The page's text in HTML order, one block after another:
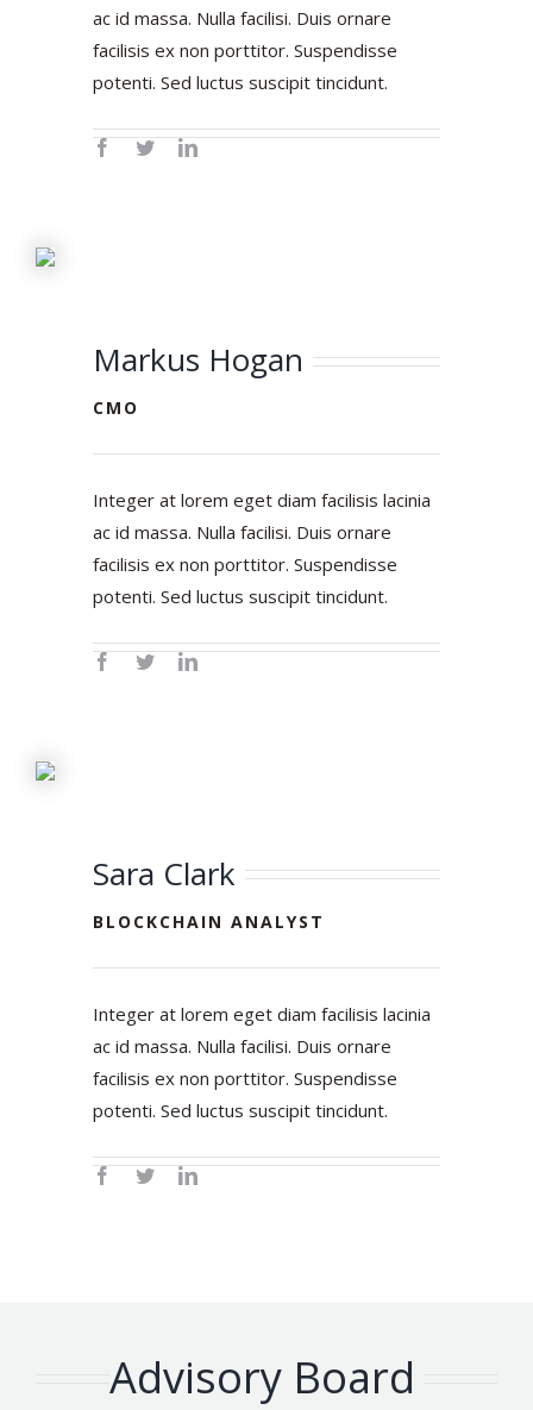
ac id massa. Nulla facilisi. Duis ornare
facilisis ex non porttitor. Suspendisse
potenti. Sed luctus suscipit tincidunt.
Markus Hogan
CMO
Integer at lorem eget diam facilisis lacinia
ac id massa. Nulla facilisi. Duis ornare
facilisis ex non porttitor. Suspendisse
potenti. Sed luctus suscipit tincidunt.
Sara Clark
BLOCKCHAIN ANALYST
Integer at lorem eget diam facilisis lacinia
ac id massa. Nulla facilisi. Duis ornare
facilisis ex non porttitor. Suspendisse
potenti. Sed luctus suscipit tincidunt.
Advisory Board